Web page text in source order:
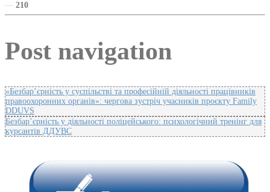
— 210
Post navigation
«Безбар’єрність у суспільстві та професійній діяльності працівників
правоохоронних органів»: чергова зустріч учасників проєкту Family
DDUVS
Безбар’єрність у діяльності поліцейського: психологічний тренінг для
курсантів ДДУВС